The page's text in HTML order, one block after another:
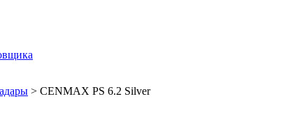
> CENMAX PS 6.2 Silver